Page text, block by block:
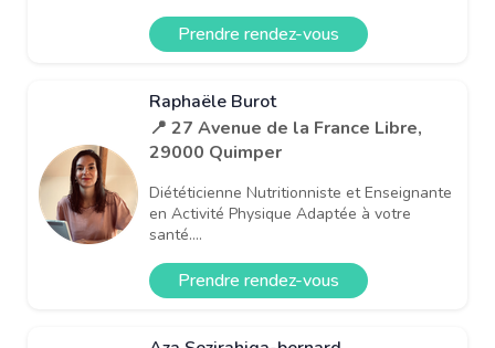
Prendre rendez-vous
Raphaële Burot
📍 27 Avenue de la France Libre,
29000 Quimper
Diététicienne Nutritionniste et Enseignante
en Activité Physique Adaptée à votre
santé....
Prendre rendez-vous